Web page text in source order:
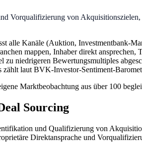
Vorqualifizierung von
alle Kanäle (Auktion, Investmentbank-
mappen, Inhaber direkt ansprechen,
zu niedrigeren Bewertungsmultiples
laut BVK-Investor-Sentiment-
Marktbeobachtung aus über 100
Sourcing
und Qualifizierung von
Direktansprache und